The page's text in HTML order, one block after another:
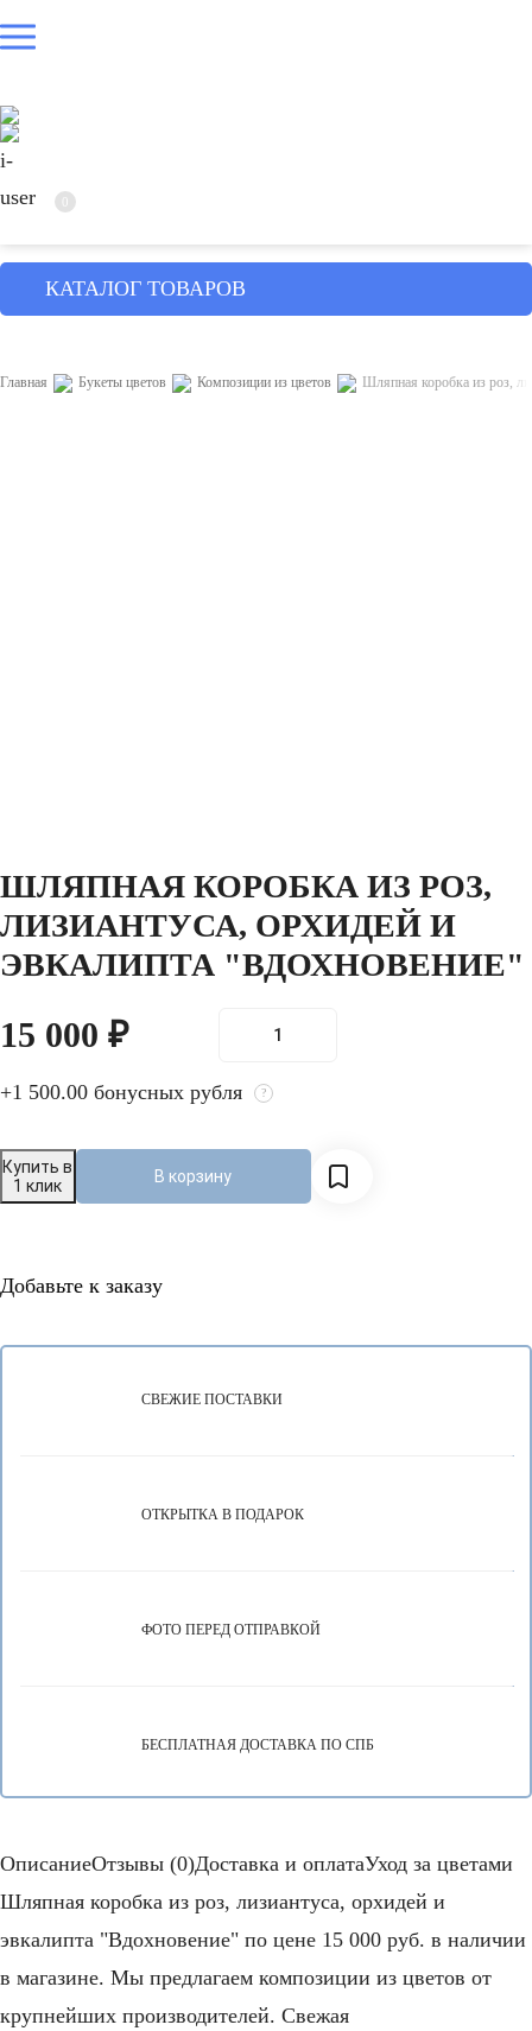
0
КАТАЛОГ ТОВАРОВ
Главная Букеты цветов Композиции из цветов Шляпная коробка из роз,
ШЛЯПНАЯ КОРОБКА ИЗ РОЗ,
ЛИЗИАНТУСА, ОРХИДЕЙ И
ЭВКАЛИПТА "ВДОХНОВЕНИЕ"
Добавьте к заказу
15 000 ₽
+1 500.00 бонусных рубля ?
Купить в
1 клик
В корзину
СВЕЖИЕ ПОСТАВКИ
ОТКРЫТКА В ПОДАРОК
ФОТО ПЕРЕД ОТПРАВКОЙ
БЕСПЛАТНАЯ ДОСТАВКА ПО СПБ
ОписаниеОтзывы (0)Доставка и оплатаУход за цветами
Шляпная коробка из роз, лизиантуса, орхидей и
эвкалипта "Вдохновение" по цене 15 000 руб. в наличии
в магазине. Мы предлагаем композиции из цветов от
крупнейших производителей. Свежая